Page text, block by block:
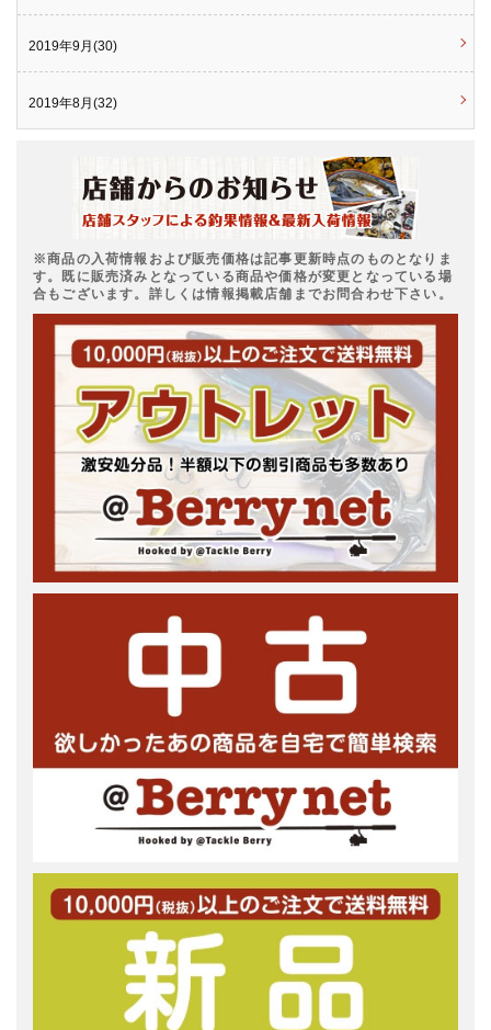
2019年9月(30)
2019年8月(32)
※商品の入荷情報および販売価格は記事更新時点のものとなりま
す。既に販売済みとなっている商品や価格が変更となっている場
合もございます。詳しくは情報掲載店舗までお問合わせ下さい。